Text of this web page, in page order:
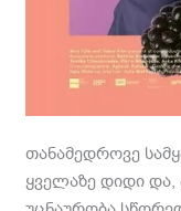
თანამედროვე
ყველაზე დიდი და,